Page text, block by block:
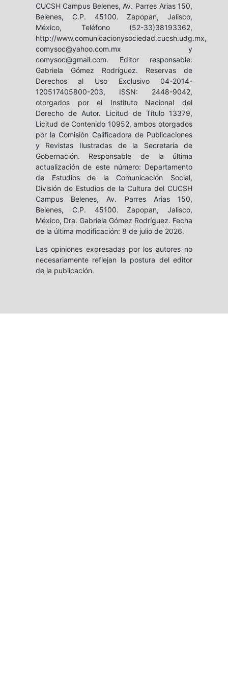
CUCSH Campus Belenes, Av. Parres Arias 150,
Belenes, C.P. 45100. Zapopan, Jalisco,
México, Teléfono (52-33)38193362,
http://www.comunicacionysociedad.cucsh.udg.mx,
comysoc@yahoo.com.mx y
comysoc@gmail.com. Editor responsable:
Gabriela Gómez Rodríguez. Reservas de
Derechos al Uso Exclusivo 04-2014-
120517405800-203, ISSN: 2448-9042,
otorgados por el Instituto Nacional del
Derecho de Autor. Licitud de Título 13379,
Licitud de Contenido 10952, ambos otorgados
por la Comisión Calificadora de Publicaciones
y Revistas Ilustradas de la Secretaría de
Gobernación. Responsable de la última
actualización de este número: Departamento
de Estudios de la Comunicación Social,
División de Estudios de la Cultura del CUCSH
Campus Belenes, Av. Parres Arias 150,
Belenes, C.P. 45100. Zapopan, Jalisco,
México, Dra. Gabriela Gómez Rodríguez. Fecha
de la última modificación: 8 de julio de 2026.
Las opiniones expresadas por los autores no
necesariamente reflejan la postura del editor
de la publicación.